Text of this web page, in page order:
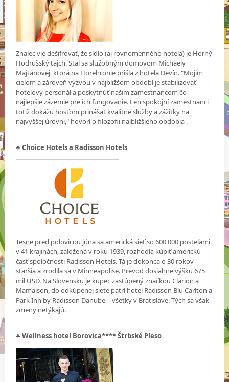
Znalec vie dešifrovať, že sídlo (aj rovnomenného hotela) je Horný
Hodrušský tajch. Stal sa služobným domovom Michaely
Majtánovej, ktorá na Horehronie prišla z hotela Devín. "Mojim
cieľom a zároveň výzvou v najbližšom období je stabilizovať
hotelový personál a poskytnúť našim zamestnancom čo
najlepšie zázemie pre ich fungovanie. Len spokojní zamestnanci
totiž dokážu hosťom prinášať kvalitné služby a zážitky na
najvyššej úrovni," hovorí o filozofii najbližšieho obdobia .
♣ Choice Hotels a Radisson Hotels
Tesne pred polovicou júna sa americká sieť so 600 000 posteľami
v 41 krajinách, založená v roku 1939, rozhodla kúpiť americkú
časť spoločnosti Radisson Hotels. Tá je dokonca o 30 rokov
staršia a zrodila sa v Minneapolise. Prevod dosiahne výšku 675
mil USD. Na Slovensku je kupec zastúpený značkou Clarion a
Mamaison, do odkúpenej siete patrí hotel Radisson Blu Carlton a
Park Inn by Radisson Danube – všetky v Bratislave. Tých sa však
zmeny netýkajú.
♣ Wellness hotel Borovica**** Štrbské Pleso